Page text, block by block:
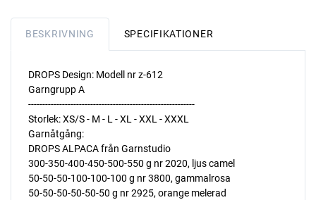
BESKRIVNING SPECIFIKATIONER
DROPS Design: Modell nr z-612
Garngrupp A
-----------------------------------------------------------
Storlek: XS/S - M - L - XL - XXL - XXXL
Garnåtgång:
DROPS ALPACA från Garnstudio
300-350-400-450-500-550 g nr 2020, ljus camel
50-50-50-100-100-100 g nr 3800, gammalrosa
50-50-50-50-50-50 g nr 2925, orange melerad